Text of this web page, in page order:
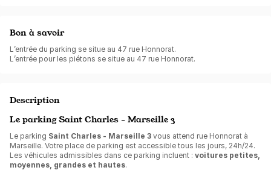
Bon à savoir
L’entrée du parking se situe au 47 rue Honnorat.
L’entrée pour les piétons se situe au 47 rue Honnorat.
Description
Le parking Saint Charles - Marseille 3
Le parking Saint Charles - Marseille 3 vous attend rue Honnorat à
Marseille. Votre place de parking est accessible tous les jours, 24h/24.
Les véhicules admissibles dans ce parking incluent : voitures petites,
moyennes, grandes et hautes.